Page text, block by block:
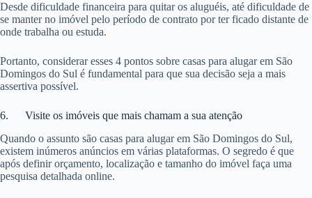
Desde dificuldade financeira para quitar os aluguéis, até dificuldade de
se manter no imóvel pelo período de contrato por ter ficado distante de
onde trabalha ou estuda.
Portanto, considerar esses 4 pontos sobre casas para alugar em São
Domingos do Sul é fundamental para que sua decisão seja a mais
assertiva possível.
6. Visite os imóveis que mais chamam a sua atenção
Quando o assunto são casas para alugar em São Domingos do Sul,
existem inúmeros anúncios em várias plataformas. O segredo é que
após definir orçamento, localização e tamanho do imóvel faça uma
pesquisa detalhada online.